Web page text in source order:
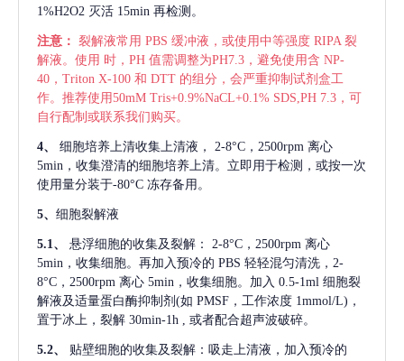
1%H2O2 灭活 15min 再检测。
注意： 裂解液常用 PBS 缓冲液，或使用中等强度 RIPA 裂
解液。使用 时，PH 值需调整为PH7.3，避免使用含 NP-
40，Triton X-100 和 DTT 的组分，会严重抑制试剂盒工
作。推荐使用50mM Tris+0.9%NaCL+0.1% SDS,PH 7.3，可
自行配制或联系我们购买。
4、 细胞培养上清收集上清液，
2-8°C，2500rpm 离心
5min，收集澄清的细胞培养上清。立即用于检测，或按一次
使用量分装于-80°C 冻存备用。
5、 细胞裂解液
5.1、 悬浮细胞的收集及裂解：
2-8°C，2500rpm 离心
5min，收集细胞。再加入预冷的 PBS 轻轻混匀清洗，2-
8°C，2500rpm 离心 5min，收集细胞。加入 0.5-1ml 细胞裂
解液及适量蛋白酶抑制剂(如 PMSF，工作浓度 1mmol/L)，
置于冰上，裂解 30min-1h , 或者配合超声波破碎。
5.2、
贴壁细胞的收集及裂解：吸走上清液，加入预冷的